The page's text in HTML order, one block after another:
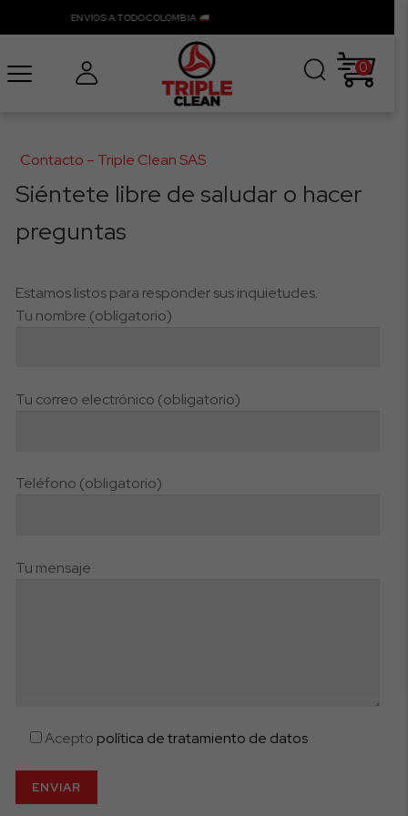
ENVÍOS A TODO COLOMBIA
0
Contacto – Triple Clean SAS
Siéntete libre de saludar o hacer
preguntas
Estamos listos para responder sus inquietudes.
Tu nombre (obligatorio)
Tu correo electrónico (obligatorio)
Teléfono (obligatorio)
Tu mensaje
Acepto política de tratamiento de datos